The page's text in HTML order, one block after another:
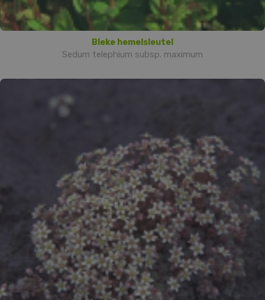
Bleke hemelsleutel
Sedum telephium subsp. maximum